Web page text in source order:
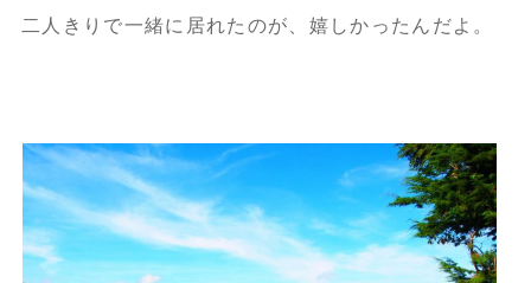
二人きりで一緒に居れたのが、嬉しかったんだよ。